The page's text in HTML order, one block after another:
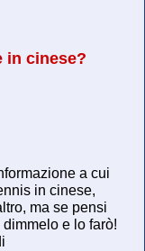
in cinese?
a cui
in cinese,
ma se pensi
e lo farò!